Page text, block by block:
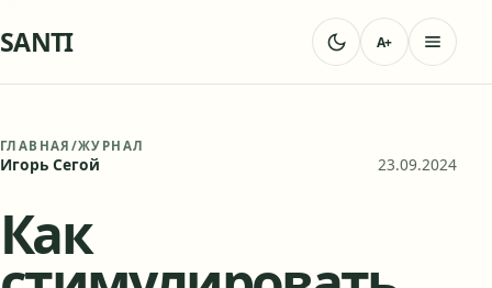
SANTI A+
ГЛАВНАЯ /ЖУРНАЛ
Игорь Сегой 23.09.2024
Как